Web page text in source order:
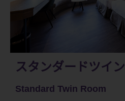
スタンダードツイン
Standard Twin Room